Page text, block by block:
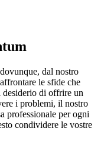
dal nostro
le sfide che
di offrire un
i problemi, il nostro
professionale per ogni
condividere le vostre